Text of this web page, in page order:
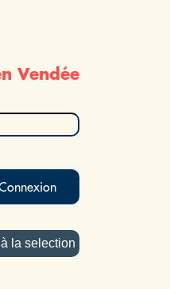
Vendée
Ajouter à la selection